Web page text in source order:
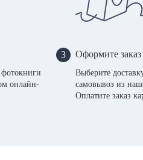
онлайн-
3 Оформите заказ
Выберите
самовывоз из
Оплатите заказ